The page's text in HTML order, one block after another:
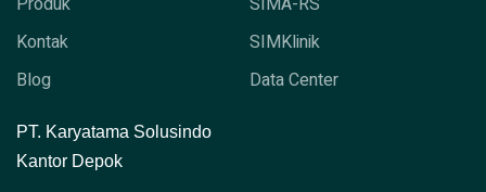
Kontak
Blog
SIMKlinik
Data Center
PT. Karyatama Solusindo
Kantor Depok